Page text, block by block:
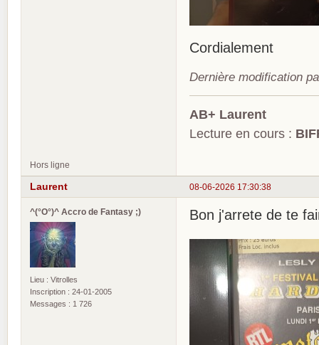
Cordialement
Dernière modification
AB+ Laurent
Lecture en cours :
Hors ligne
08-06-2026 17:30:38
Laurent
^(°O°)^ Accro de Fantasy ;)
Lieu : Vitrolles
Inscription : 24-01-2005
Messages : 1 726
Bon j'arrete de te